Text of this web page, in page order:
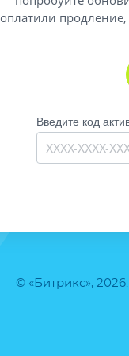
© «Битрикс»,
оплатили продление,
Введите код